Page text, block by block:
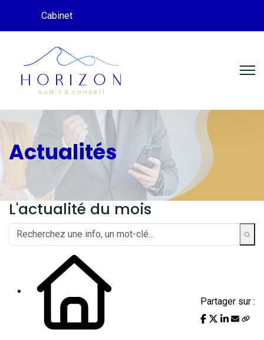
Cabinet
Actualités
L'actualité du mois
Partager sur :